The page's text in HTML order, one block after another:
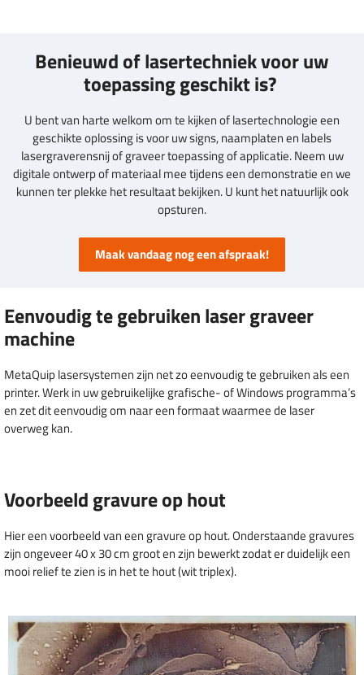
Benieuwd of lasertechniek voor uw
toepassing geschikt is?
U bent van harte welkom om te kijken of lasertechnologie een
geschikte oplossing is voor uw signs, naamplaten en labels
lasergraverensnij of graveer toepassing of applicatie. Neem uw
digitale ontwerp of materiaal mee tijdens een demonstratie en we
kunnen ter plekke het resultaat bekijken. U kunt het natuurlijk ook
opsturen.
Maak vandaag nog een afspraak!
Eenvoudig te gebruiken laser graveer
machine
MetaQuip lasersystemen zijn net zo eenvoudig te gebruiken als een
printer. Werk in uw gebruikelijke grafische- of Windows programma’s
en zet dit eenvoudig om naar een formaat waarmee de laser
overweg kan.
Voorbeeld gravure op hout
Hier een voorbeeld van een gravure op hout. Onderstaande gravures
zijn ongeveer 40 x 30 cm groot en zijn bewerkt zodat er duidelijk een
mooi relief te zien is in het te hout (wit triplex).